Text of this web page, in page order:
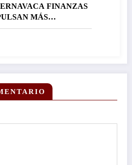
FINANZAS
MÁS
EL
LA CIUDAD…